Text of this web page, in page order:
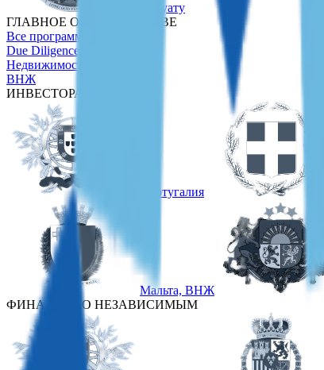
Вануату
ГЛАВНОЕ О ГРАЖДАНСТВЕ
Все программы
Due Diligence
Недвижимость
ВНЖ
ИНВЕСТОРАМ
Португалия
Мальта, ВНЖ
ФИНАНСОВО НЕЗАВИСИМЫМ